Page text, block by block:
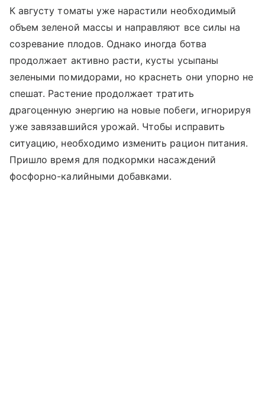
К августу томаты уже нарастили необходимый
объем зеленой массы и направляют все силы на
созревание плодов. Однако иногда ботва
продолжает активно расти, кусты усыпаны
зелеными помидорами, но краснеть они упорно не
спешат. Растение продолжает тратить
драгоценную энергию на новые побеги, игнорируя
уже завязавшийся урожай. Чтобы исправить
ситуацию, необходимо изменить рацион питания.
Пришло время для подкормки насаждений
фосфорно-калийными добавками.